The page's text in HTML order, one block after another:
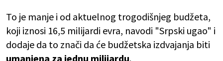
To je manje i od aktuelnog trogodišnjeg budžeta,
koji iznosi 16,5 milijardi evra, navodi "Srpski ugao" i
dodaje da to znači da će budžetska izdvajanja biti
umanjena za jednu milijardu.